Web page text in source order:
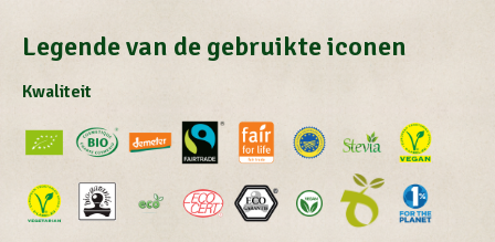
Legende van de gebruikte iconen
Kwaliteit